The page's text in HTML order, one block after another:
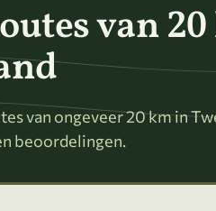
van
van ongeveer 20 km in
beoordelingen.